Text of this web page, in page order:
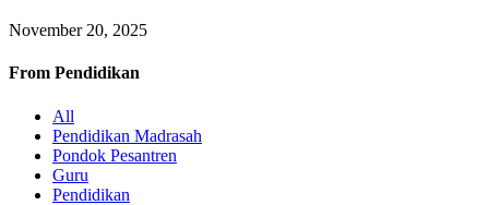
November 20, 2025
From Pendidikan
All
Pendidikan Madrasah
Pondok Pesantren
Guru
Pendidikan